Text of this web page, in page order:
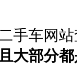
手车网
大部分